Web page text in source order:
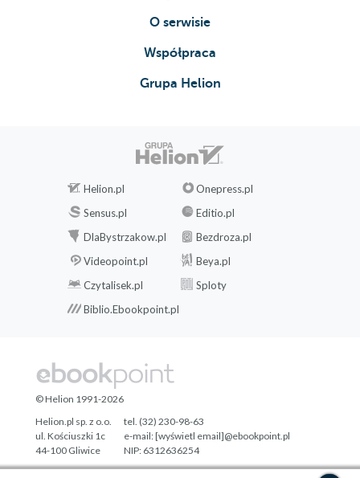
O serwisie
Współpraca
Grupa Helion
Helion.pl
Onepress.pl
Sensus.pl
Editio.pl
DlaBystrzakow.pl
Bezdroza.pl
Videopoint.pl
Beya.pl
Czytalisek.pl
Sploty
Biblio.Ebookpoint.pl
© Helion 1991-2026
Helion.pl sp. z o.o.
ul. Kościuszki 1c
44-100 Gliwice
tel. (32) 230-98-63
e-mail:[wyświetl email]@ebookpoint.pl
NIP: 6312636254
Regon: 241989027